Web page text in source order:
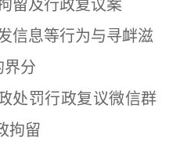
留及行政复议案
息等行为与寻衅滋
界分
罚行政复议微信群
拘留